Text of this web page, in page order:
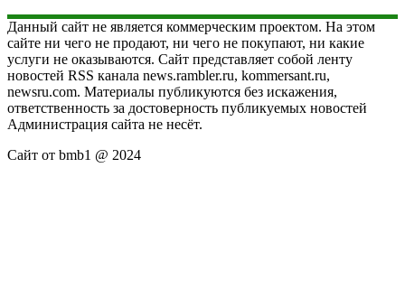
Данный сайт не является коммерческим проектом. На этом
сайте ни чего не продают, ни чего не покупают, ни какие
услуги не оказываются. Сайт представляет собой ленту
новостей RSS канала news.rambler.ru, kommersant.ru,
newsru.com. Материалы публикуются без искажения,
ответственность за достоверность публикуемых новостей
Администрация сайта не несёт.
Сайт от bmb1 @ 2024